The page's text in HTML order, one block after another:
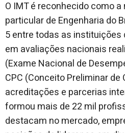
O IMT é reconhecido como
particular de Engenharia do
5 entre todas as instituições
em avaliações nacionais
(Exame Nacional de
CPC (Conceito Preliminar de
acreditações e parcerias
formou mais de 22 mil
destacam no mercado,